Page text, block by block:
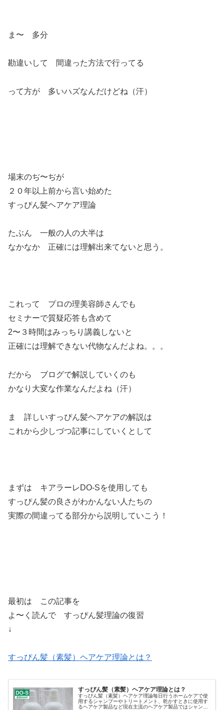
ま〜 多分
勘違いして 間違った方法で行ってる
って方が 多いハズなんだけどね（汗）
場末のぢ〜ぢが
２０年以上前から言い始めた
すっぴん髪ヘアケア理論
たぶん 一般の人の大半は
なかなか 正確には理解出来てないと思う。
これって プロの理美容師さんでも
セミナーで質疑応答も含めて
2〜３時間はみっちり講義しないと
正確には理解できない代物なんだよね。。。
だから ブログで解説していくのも
かなり大変な作業なんだよね（汗）
ま 詳しいすっぴん髪ヘアケアの解説は
これから少しづつ記事にしていくとして
まずは キアラーレDO-Sを使用しても
すっぴん髪の良さがわかんない人たちの
実際の間違ってる部分から説明していこう！
最初は この記事を
よ〜く読んで すっぴん髪理論の復習
↓
すっぴん髪（素髪）ヘアケア理論とは？
すっぴん髪（素髪）ヘアケア理論とは？
すっぴん髪（素髪）ヘアケア理論毎日行うホームケアで使
用するシャンプーやトリートメント、乾かすときに使用す
るヘアケア製品など現在主流のヘアケア製品ではシャンプ